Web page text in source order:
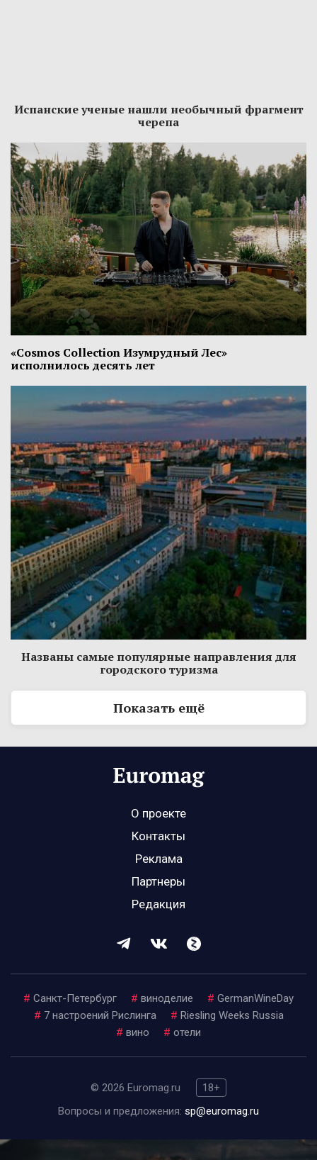
Испанские ученые нашли необычный фрагмент
черепа
«Cosmos Collection Изумрудный Лес»
исполнилось десять лет
Названы самые популярные направления для
городского туризма
Показать ещё
О проекте
Контакты
Реклама
Партнеры
Редакция
# Санкт-Петербург # виноделие # GermanWineDay
# 7 настроений Рислинга # Riesling Weeks Russia
# вино # отели
© 2026 Euromag.ru
18+
Вопросы и предложения: sp@euromag.ru